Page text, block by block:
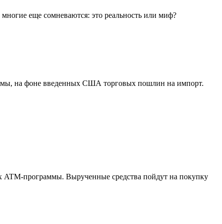
еще сомневаются: это реальность или миф?
на фоне введенных США торговых пошлин на импорт.
ATM-программы. Вырученные средства пойдут на покупку